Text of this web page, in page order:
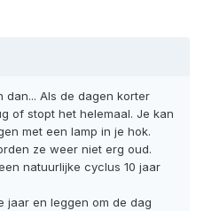
dan... Als de dagen korter
of stopt het helemaal. Je kan
met een lamp in je hok.
ze weer niet erg oud.
natuurlijke cyclus 10 jaar
jaar en leggen om de dag